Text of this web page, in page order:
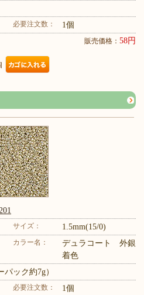
必要注文数： 1個
販売価格： 58円
サイズ： 1.5mm(15/0)
カラー名：
デュラコート 外銀
着色
ック約7g）
必要注文数： 1個